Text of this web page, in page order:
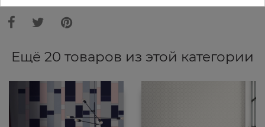
Ещё 20 товаров из этой категории